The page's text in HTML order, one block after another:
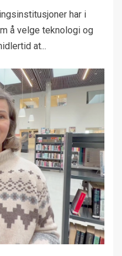
har i
å velge teknologi og
at...